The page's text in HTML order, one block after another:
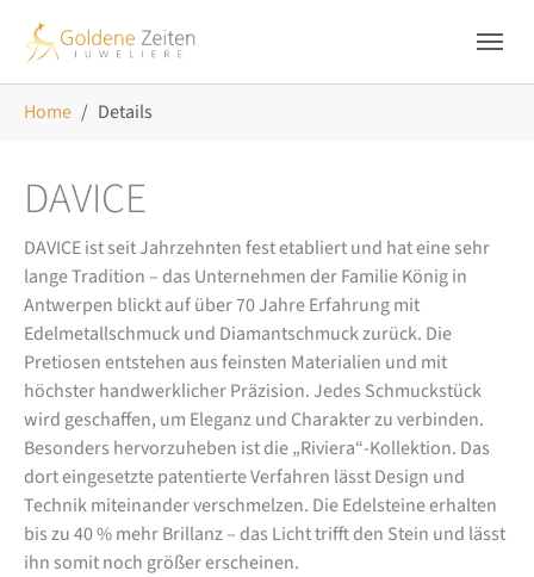
Home Details
DAVICE
DAVICE ist seit Jahrzehnten fest etabliert und hat eine sehr
lange Tradition – das Unternehmen der Familie König in
Antwerpen blickt auf über 70 Jahre Erfahrung mit
Edelmetallschmuck und Diamantschmuck zurück. Die
Pretiosen entstehen aus feinsten Materialien und mit
höchster handwerklicher Präzision. Jedes Schmuckstück
wird geschaffen, um Eleganz und Charakter zu verbinden.
Besonders hervorzuheben ist die „Riviera“-Kollektion. Das
dort eingesetzte patentierte Verfahren lässt Design und
Technik miteinander verschmelzen. Die Edelsteine erhalten
bis zu 40 % mehr Brillanz – das Licht trifft den Stein und lässt
ihn somit noch größer erscheinen.